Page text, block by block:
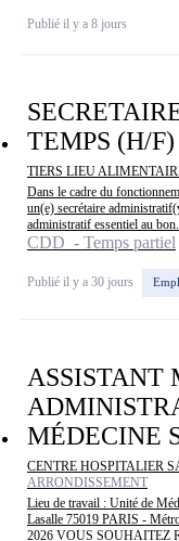
Publié il y a 8 jours
TEMPS (H/F)
TIERS LIEU
Dans le cadre du
un(e) secrétaire
administratif essentiel au
CDD - Temps partiel
Publié il y a 30 jours
ASSISTANT
MÉDECINE
CENTRE HOSPITALIER
ARRONDISSEMENT
Lieu de travail : Unité de
Lasalle 75019 PARIS -
2026 VOUS SOUHAITEZ